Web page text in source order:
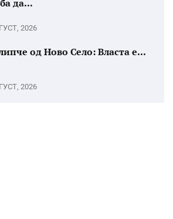
да...
2026
од Ново Село: Власта е...
2026